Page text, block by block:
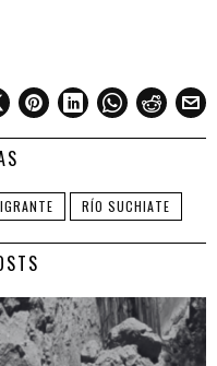
RÍO SUCHIATE